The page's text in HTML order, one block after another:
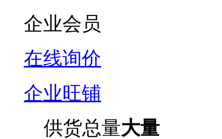
企业会员
在线询价
企业旺铺
供货总量大量